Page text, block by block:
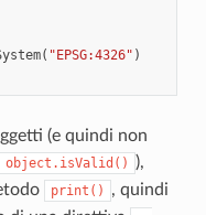
( "EPSG:4326" )
(e quindi non
object.isValid()
),
print()
, quindi